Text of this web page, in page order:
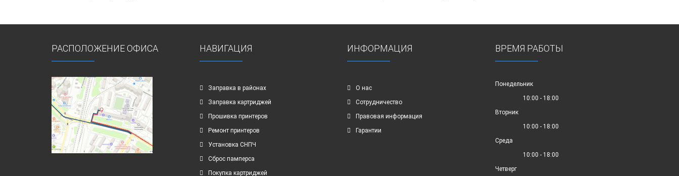
РАСПОЛОЖЕНИЕ ОФИСА НАВИГАЦИЯ
Заправка в районах
Заправка картриджей
Прошивка принтеров
Ремонт принтеров
Установка СНПЧ
Сброс памперса
Покупка картриджей
ИНФОРМАЦИЯ
О нас
Сотрудничество
Правовая информация
Гарантии
ВРЕМЯ РАБОТЫ
Понедельник
10:00 - 18:00
Вторник
10:00 - 18:00
Среда
10:00 - 18:00
Четверг